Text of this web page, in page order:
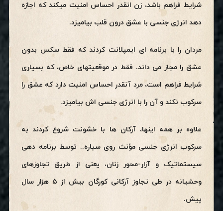
شرایط فراهم باشد، زن انقدر احساس امنیت میکند که اجازه
دهد انرژی جنسی با عشق درون قلب بیامیزد.
مردان را با برنامه ای ایمپلانت کردند که فقط سکس بدون
عشق را مجاز می داند. فقط در موقعیتهای خاص، که بسیاری
شرایط فراهم است، مرد آنقدر احساس امنیت دارد که عشق را
سرکوب نکند و آن را با انرژی جنسی اش بیامیزد.
علاوه بر همه اینها، آرکان ها با خشونت شروع کردند به
سرکوب انرژی جنسی مؤنث روی سیاره.. توسط برنامه دهی
سیستماتیک و آزار-محور زنان، یعنی از طریق تجاوزهای
وحشیانه در طی تجاوز آرکانی کورگان بیش از ۵ هزار سال
پیش.